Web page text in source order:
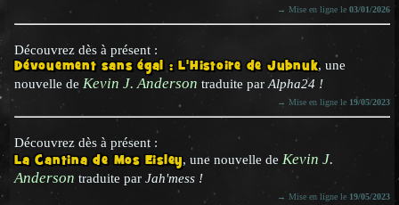
→ Mise en ligne le03/01/2026
Découvrez dès à présent :
Dévouement sans égal : L'Histoire de Jubnuk, une
nouvelle de Kevin J. Anderson traduite parAlpha24 !
→ Mise en ligne le 19/05/2023
Découvrez dès à présent :
La Cantina de Mos Eisley, une nouvelle de Kevin J.
Anderson traduite parJah'mess !
→ Mise en ligne le 19/05/2023